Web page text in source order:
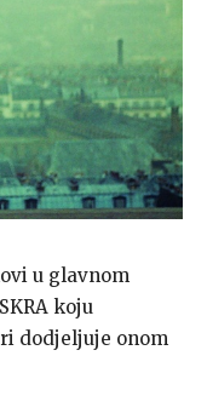
u glavnom
koju
dodjeljuje onom